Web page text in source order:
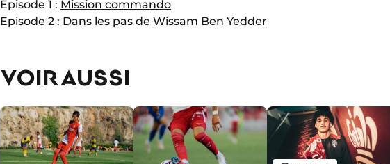
Episode 1 : Mission commando
Episode 2 : Dans les pas de Wissam Ben Yedder
VOIR AUSSI